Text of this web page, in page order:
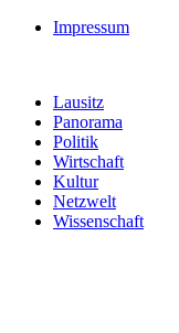
Impressum
Lausitz
Panorama
Politik
Wirtschaft
Kultur
Netzwelt
Wissenschaft